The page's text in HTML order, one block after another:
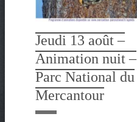
Jeudi 13 août –
Animation nuit –
Parc National du
Mercantour